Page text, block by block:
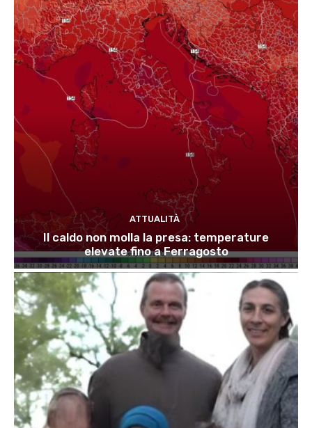
ATTUALITÀ
Il caldo non molla la presa: temperature
elevate fino a Ferragosto